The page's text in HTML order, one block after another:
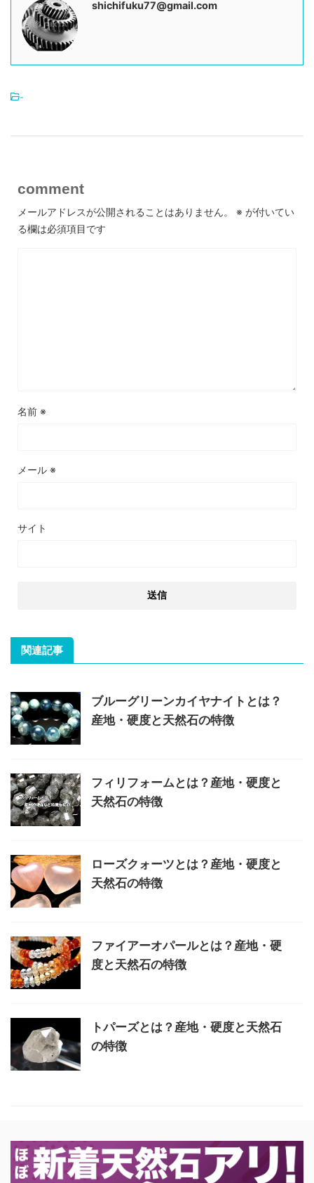
shichifuku77@gmail.com
-
comment
メールアドレスが公開されることはありません。 ※ が付いてい
る欄は必須項目です
名前 ※
メール ※
サイト
関連記事
ブルーグリーンカイヤナイトとは？
産地・硬度と天然石の特徴
フィリフォームとは？産地・硬度と
天然石の特徴
ローズクォーツとは？産地・硬度と
天然石の特徴
ファイアーオパールとは？産地・硬
度と天然石の特徴
トパーズとは？産地・硬度と天然石
の特徴